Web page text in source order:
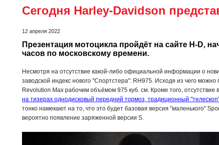
Сегодня Harley-Davidson
12 апреля 2022
Презентация мотоцикла пройдёт на сайте H-D,
часов по московскому времени.
Несмотря на отсутствие какой-либо официальной информации о
заводской индекс нового "Спортстера": RH975. Исходя из чего можно
Revolution Max рабочим объёмом 975 куб. см. Кроме того, отсутствие
на тизерах однодисковый передний тормоз, традиционный
тонко намекают на то, что это будет базовая версия "маленького"
вероятно появление заряженной версии S.